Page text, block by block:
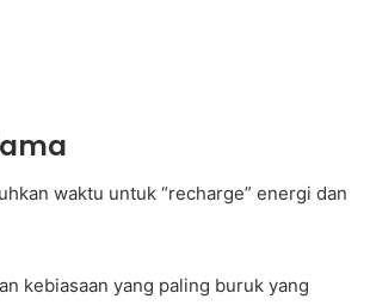
waktu untuk “recharge” energi dan
kebiasaan yang paling buruk yang